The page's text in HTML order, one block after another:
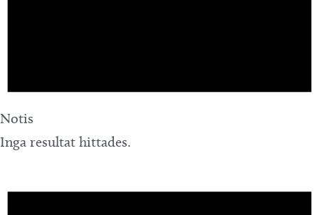
Notis
Inga resultat hittades.